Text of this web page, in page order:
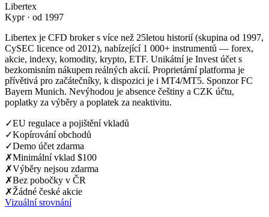
Libertex
Kypr · od 1997
Libertex je CFD broker s více než 25letou historií (skupina od 1997,
CySEC licence od 2012), nabízející 1 000+ instrumentů — forex,
akcie, indexy, komodity, krypto, ETF. Unikátní je Invest účet s
bezkomisním nákupem reálných akcií. Proprietární platforma je
přívětivá pro začátečníky, k dispozici je i MT4/MT5. Sponzor FC
Bayern Munich. Nevýhodou je absence češtiny a CZK účtu,
poplatky za výběry a poplatek za neaktivitu.
✓EU regulace a pojištění vkladů
✓Kopírování obchodů
✓Demo účet zdarma
✗Minimální vklad $100
✗Výběry nejsou zdarma
✗Bez pobočky v ČR
✗Žádné české akcie
Vizuální srovnání